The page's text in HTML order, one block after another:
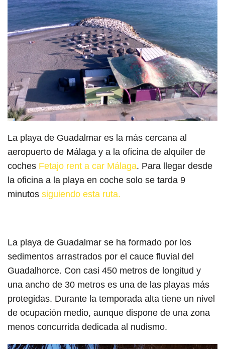
La playa de Guadalmar es la más cercana al
aeropuerto de Málaga y a la oficina de alquiler de
coches Fetajo rent a car Málaga. Para llegar desde
la oficina a la playa en coche solo se tarda 9
minutos siguiendo esta ruta.
La playa de Guadalmar se ha formado por los
sedimentos arrastrados por el cauce fluvial del
Guadalhorce. Con casi 450 metros de longitud y
una ancho de 30 metros es una de las playas más
protegidas. Durante la temporada alta tiene un nivel
de ocupación medio, aunque dispone de una zona
menos concurrida dedicada al nudismo.